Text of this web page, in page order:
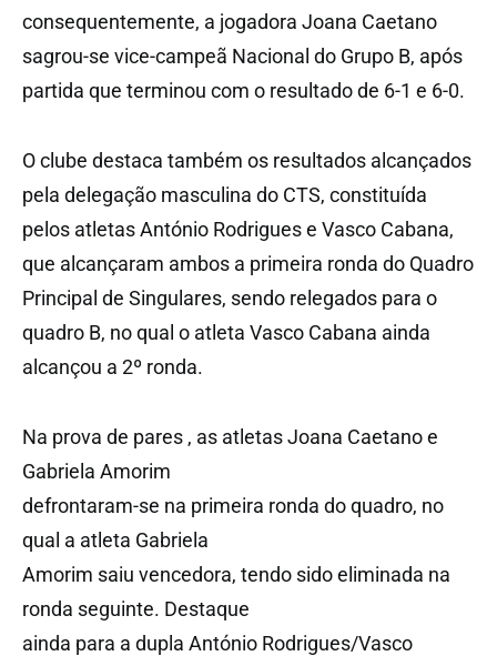
consequentemente, a jogadora Joana Caetano
sagrou-se vice-campeã Nacional do Grupo B, após
partida que terminou com o resultado de 6-1 e 6-0.
O clube destaca também os resultados alcançados
pela delegação masculina do CTS, constituída
pelos atletas António Rodrigues e Vasco Cabana,
que alcançaram ambos a primeira ronda do Quadro
Principal de Singulares, sendo relegados para o
quadro B, no qual o atleta Vasco Cabana ainda
alcançou a 2º ronda.
Na prova de pares , as atletas Joana Caetano e
Gabriela Amorim
defrontaram-se na primeira ronda do quadro, no
qual a atleta Gabriela
Amorim saiu vencedora, tendo sido eliminada na
ronda seguinte. Destaque
ainda para a dupla António Rodrigues/Vasco